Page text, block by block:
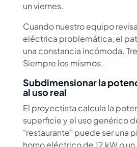
un viernes.
Cuando nuestro equipo
eléctrica problemática, el
una constancia incómoda.
Siempre los mismos.
Subdimensionar la
al uso real
El proyectista calcula la
superficie y el uso genérico
"restaurante" puede ser una